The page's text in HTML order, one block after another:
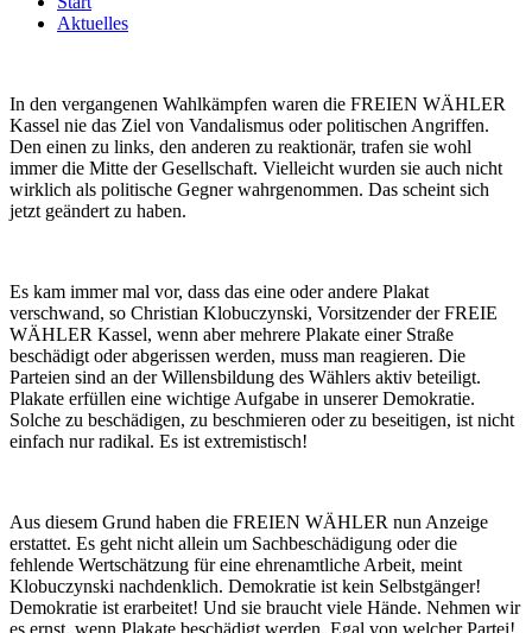
Aktuelles
In den vergangenen Wahlkämpfen waren die FREIEN WÄHLER
Kassel nie das Ziel von Vandalismus oder politischen Angriffen.
Den einen zu links, den anderen zu reaktionär, trafen sie wohl
immer die Mitte der Gesellschaft. Vielleicht wurden sie auch nicht
wirklich als politische Gegner wahrgenommen. Das scheint sich
jetzt geändert zu haben.
Es kam immer mal vor, dass das eine oder andere Plakat
verschwand, so Christian Klobuczynski, Vorsitzender der FREIE
WÄHLER Kassel, wenn aber mehrere Plakate einer Straße
beschädigt oder abgerissen werden, muss man reagieren. Die
Parteien sind an der Willensbildung des Wählers aktiv beteiligt.
Plakate erfüllen eine wichtige Aufgabe in unserer Demokratie.
Solche zu beschädigen, zu beschmieren oder zu beseitigen, ist nicht
einfach nur radikal. Es ist extremistisch!
Aus diesem Grund haben die FREIEN WÄHLER nun Anzeige
erstattet. Es geht nicht allein um Sachbeschädigung oder die
fehlende Wertschätzung für eine ehrenamtliche Arbeit, meint
Klobuczynski nachdenklich. Demokratie ist kein Selbstgänger!
Demokratie ist erarbeitet! Und sie braucht viele Hände. Nehmen wir